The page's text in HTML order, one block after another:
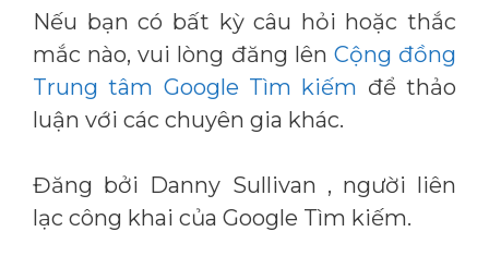
Nếu bạn có bất kỳ câu hỏi hoặc thắc
mắc nào, vui lòng đăng lên Cộng đồng
Trung tâm Google Tìm kiếm để thảo
luận với các chuyên gia khác.
Đăng bởi Danny Sullivan , người liên
lạc công khai của Google Tìm kiếm.